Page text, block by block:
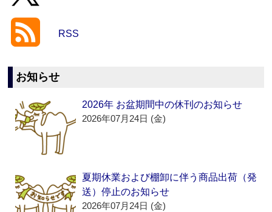
RSS
お知らせ
2026年 お盆期間中の休刊のお知らせ
2026年07月24日 (金)
夏期休業および棚卸に伴う商品出荷（発
送）停止のお知らせ
2026年07月24日 (金)